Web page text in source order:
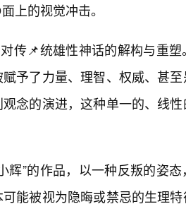
上的视觉冲击。
传📌统雄性神话的解构与重
予了力量、理智、权威、甚
念的演进，这种单一的、线
辉”的作品，以一种反叛的姿
能被视为隐晦或禁忌的生理特